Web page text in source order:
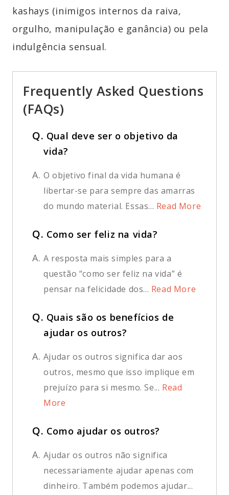
kashays (inimigos internos da raiva,
orgulho, manipulação e ganância) ou pela
indulgência sensual.
Frequently Asked Questions
(FAQs)
Q. Qual deve ser o objetivo da
vida?
A. O objetivo final da vida humana é
libertar-se para sempre das amarras
do mundo material. Essas... Read More
Q. Como ser feliz na vida?
A. A resposta mais simples para a
questão “como ser feliz na vida” é
pensar na felicidade dos... Read More
Q. Quais são os benefícios de
ajudar os outros?
A. Ajudar os outros significa dar aos
outros, mesmo que isso implique em
prejuízo para si mesmo. Se... Read
More
Q. Como ajudar os outros?
A. Ajudar os outros não significa
necessariamente ajudar apenas com
dinheiro. Também podemos ajudar...